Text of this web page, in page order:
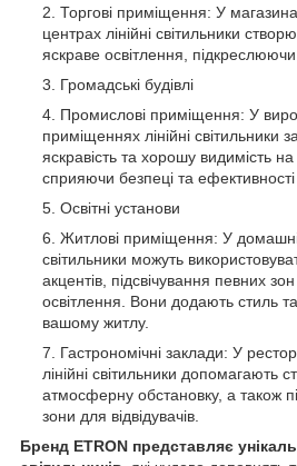
Торгові приміщення: У
центрах лінійні світильники
яскраве освітлення, підкреслюючи
Громадські будівлі
Промислові приміщення: У
приміщеннях лінійні світильники
яскравість та хорошу видимість
сприяючи безпеці та ефективності
Освітні установи
Житлові приміщення: У
світильники можуть
акцентів, підсвічування певних
освітлення. Вони додають стиль
вашому житлу.
Гастрономічні заклади: У
лінійні світильники допомагають
атмосферну обстановку, а також
зони для відвідувачів.
Бренд ETRON представляє